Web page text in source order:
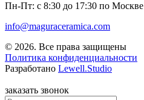
Пн-Пт: с 8:30 до 17:30 по Москве
info@maguraceramica.com
© 2026. Все права защищены
Политика конфиденциальности
Разработано Lewell.Studio
заказать звонок